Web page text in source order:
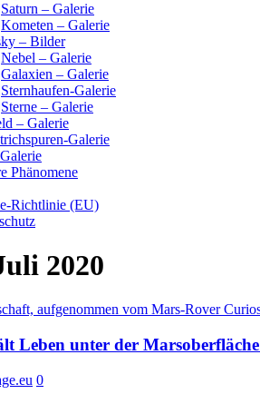
Saturn – Galerie
Kometen – Galerie
– Bilder
Nebel – Galerie
Galaxien – Galerie
Sternhaufen-Galerie
Sterne – Galerie
– Galerie
Galerie
Phänomene
Richtlinie (EU)
2020
Leben unter der
0